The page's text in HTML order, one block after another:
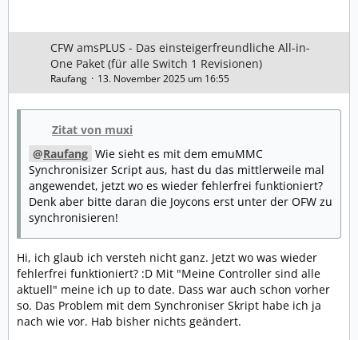
CFW amsPLUS - Das einsteigerfreundliche All-in-
One Paket (für alle Switch 1 Revisionen)
Raufang 13. November 2025 um 16:55
Zitat von muxi
Raufang Wie sieht es mit dem emuMMC
Synchronisizer Script aus, hast du das mittlerweile mal
angewendet, jetzt wo es wieder fehlerfrei funktioniert?
Denk aber bitte daran die Joycons erst unter der OFW zu
synchronisieren!
Hi, ich glaub ich versteh nicht ganz. Jetzt wo was wieder
fehlerfrei funktioniert? :D Mit "Meine Controller sind alle
aktuell" meine ich up to date. Dass war auch schon vorher
so. Das Problem mit dem Synchroniser Skript habe ich ja
nach wie vor. Hab bisher nichts geändert.